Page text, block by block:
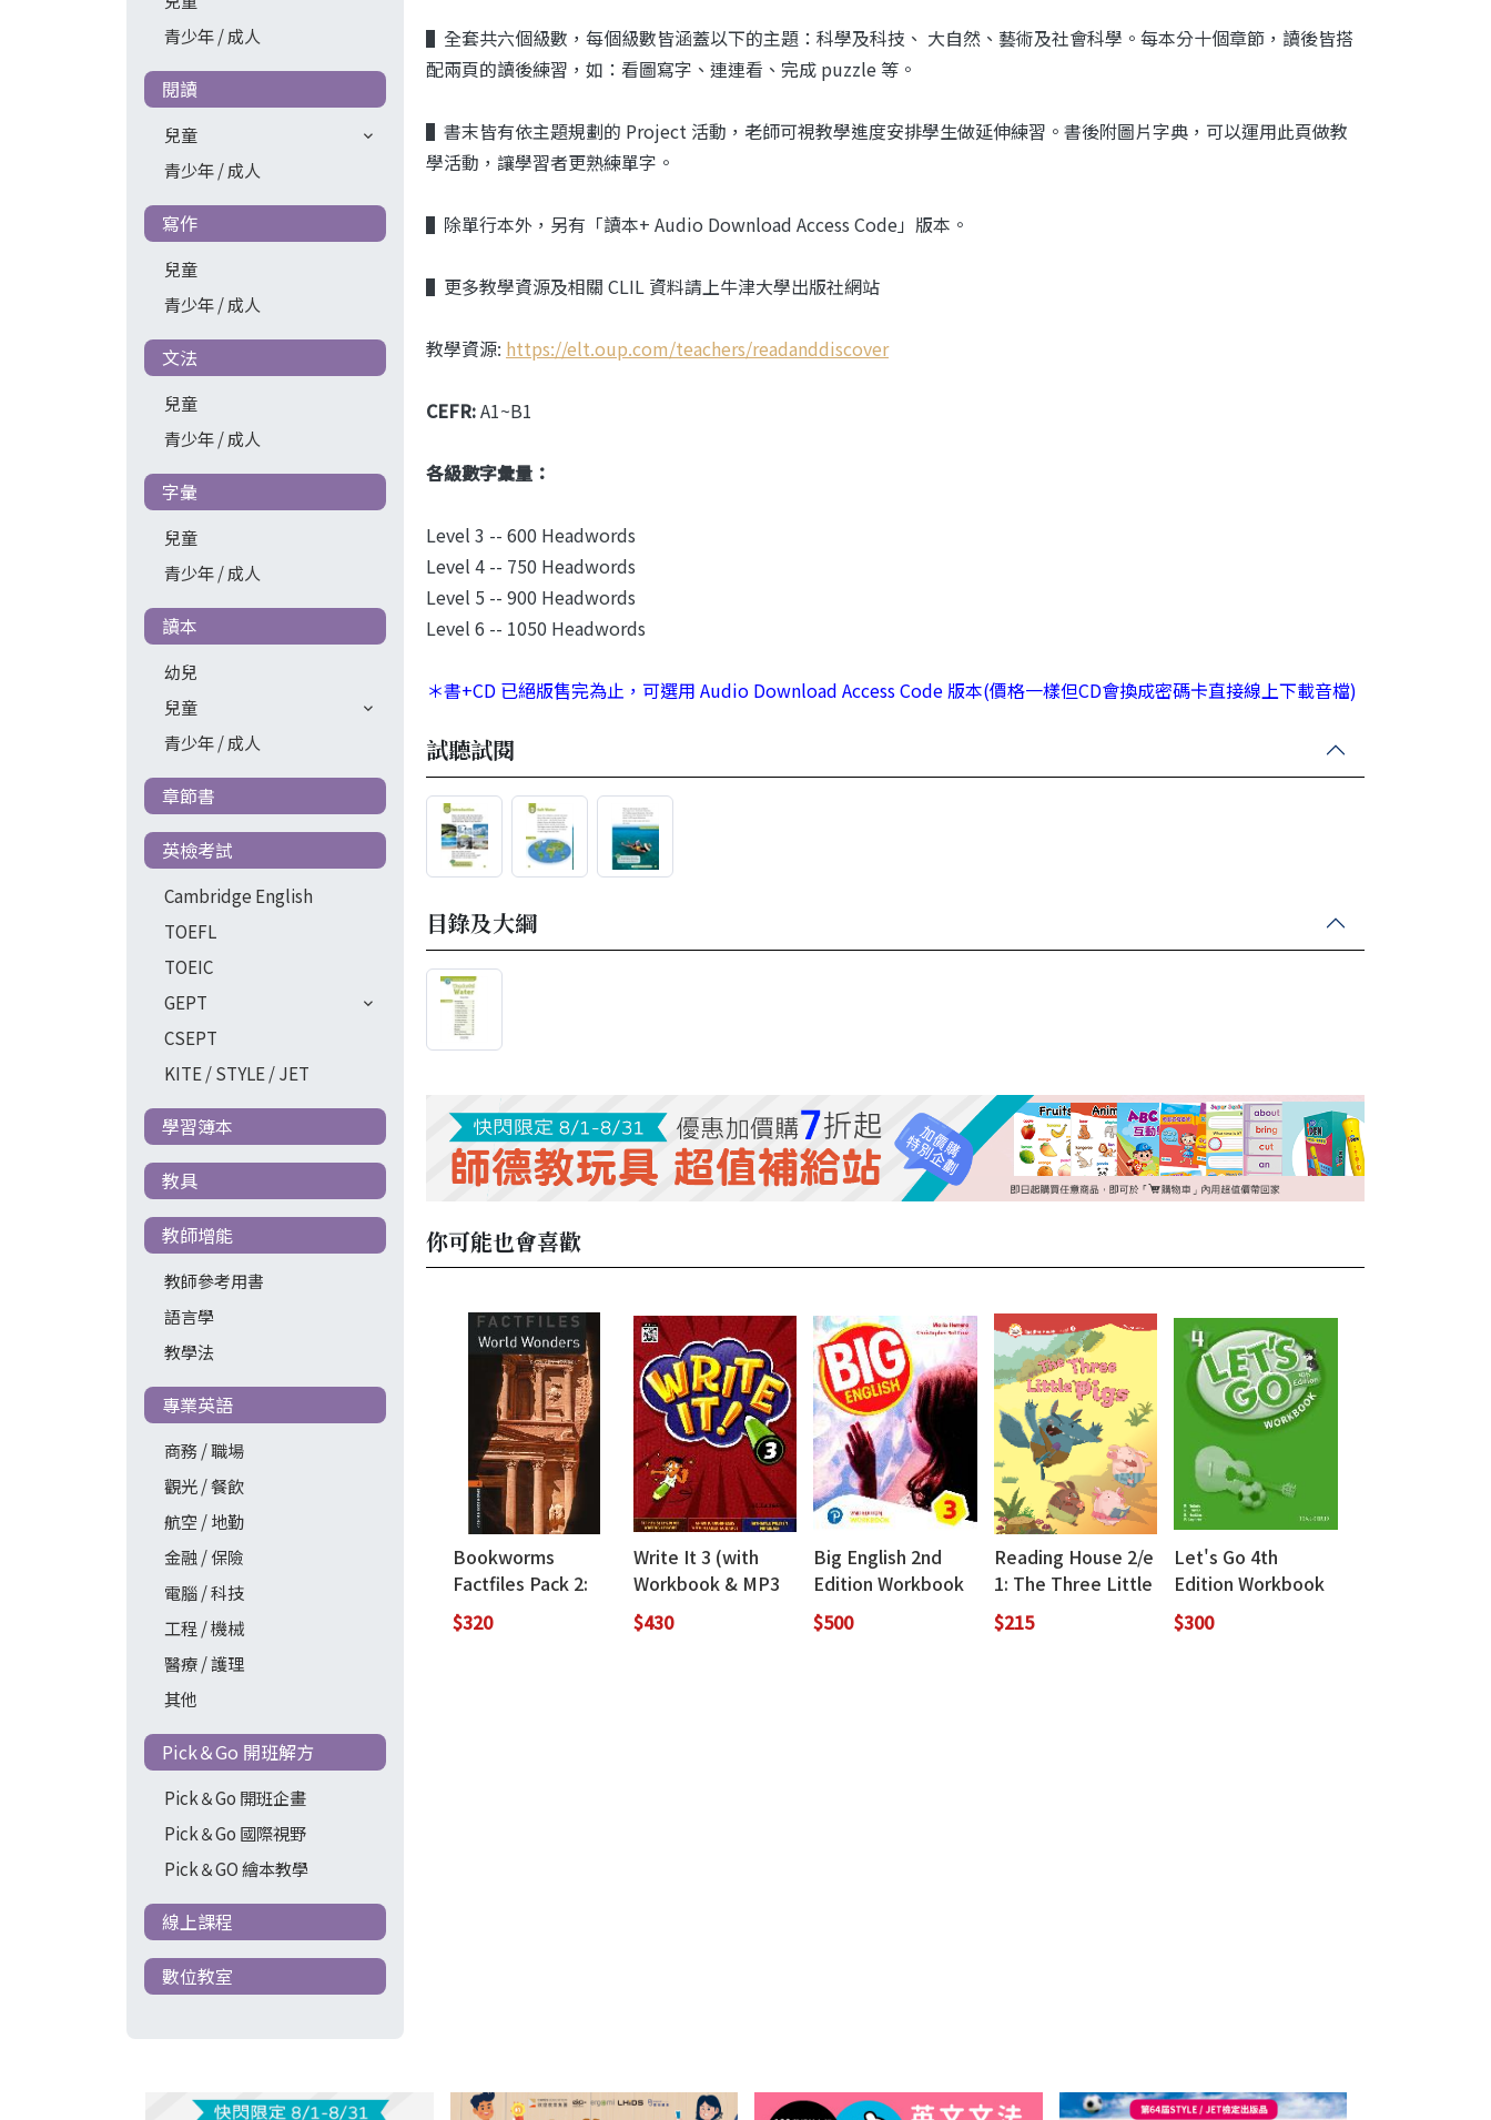
青少年 / 成人
閱讀
兒童
青少年 / 成人
寫作
兒童
青少年 / 成人
文法
兒童
青少年 / 成人
字彙
兒童
青少年 / 成人
讀本
幼兒
兒童
青少年 / 成人
章節書
英檢考試
Cambridge English
TOEFL
TOEIC
GEPT
CSEPT
KITE / STYLE / JET
學習簿本
教具
教師增能
教師參考用書
語言學
教學法
專業英語
商務 / 職場
觀光 / 餐飲
航空 / 地勤
金融 / 保險
電腦 / 科技
工程 / 機械
醫療 / 護理
其他
Pick＆Go 開班解方
Pick＆Go 開班企畫
Pick＆Go 國際視野
Pick＆GO 繪本教學
線上課程
數位教室
▌全套共六個級數，每個級數皆涵蓋以下的主題：科學及科技、 大自然、藝術及社會科學。每本分十個章節，讀後皆搭
配兩頁的讀後練習，如：看圖寫字、連連看、完成 puzzle 等。
▌書末皆有依主題規劃的 Project 活動，老師可視教學進度安排學生做延伸練習。書後附圖片字典，可以運用此頁做教
學活動，讓學習者更熟練單字。
▌除單行本外，另有「讀本+ Audio Download Access Code」版本。
▌更多教學資源及相關 CLIL 資料請上牛津大學出版社網站
教學資源: https://elt.oup.com/teachers/readanddiscover
CEFR:A1~B1
各級數字彙量：
Level 3 -- 600 Headwords
Level 4 -- 750 Headwords
Level 5 -- 900 Headwords
Level 6 -- 1050 Headwords
＊書+CD 已絕版售完為止，可選用 Audio Download Access Code 版本(價格一樣但CD會換成密碼卡直接線上下載音檔)
試聽試閱
目錄及大綱
你可能也會喜歡
Bookworms
Factfiles Pack 2:
World Wonders
(with Audio
$320
Write It 3 (with
Workbook & MP3
QR Code
Download)
$430
Big English 2nd
Edition Workbook
3 (with Audio CD)
$500
Reading House 2/e
1: The Three Little
Pigs
$215
Let's Go 4th
Edition Workbook
4
$300